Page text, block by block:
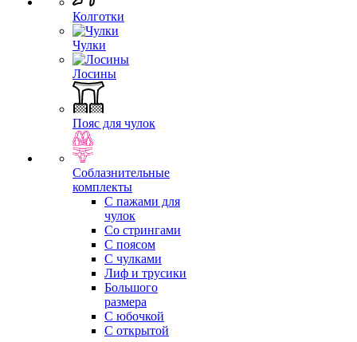
Колготки
Чулки
Лосины
Пояс для чулок
Соблазнительные
комплекты
С пажами для
чулок
Со стрингами
С поясом
С чулками
Лиф и трусики
Большого
размера
С юбочкой
С открытой